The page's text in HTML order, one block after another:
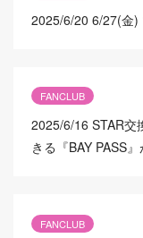
2025/6/20 6/27(金)
FANCLUB
2025/6/16 STAR交
きる『BAY PASS』
FANCLUB